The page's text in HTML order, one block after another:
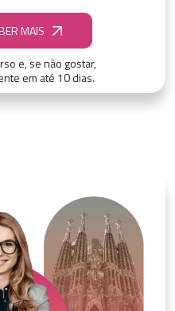
MAIS
e, se não gostar,
em até 10 dias.